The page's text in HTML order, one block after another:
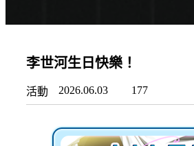
李世河生日快樂！
活動 2026.06.03 177